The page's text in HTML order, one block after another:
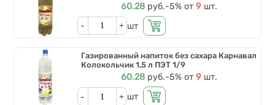
Цена
60.28 руб.Скидки от количества
-5%от 9 шт.
Кол-во
шт
Газированный напиток без сахара Карнавал
Колокольчик 1,5 л ПЭТ 1/9
Цена
60.28 руб.Скидки от количества
-5%от 9 шт.
Кол-во
шт